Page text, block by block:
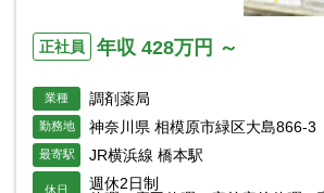
正社員 年収 428万円 ～
業種 調剤薬局
勤務地 神奈川県 相模原市緑区大島866-3
最寄駅 JR横浜線 橋本駅
休日
週休2日制